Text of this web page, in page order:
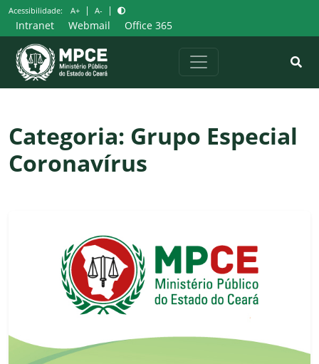
Pular
para
o
conteúdo
Acessibilidade: A+ | A- |
Intranet Webmail Office 365
Categoria: Grupo Especial
Coronavírus